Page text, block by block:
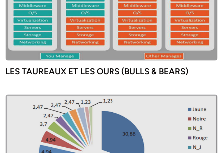
LES TAUREAUX ET LES OURS (BULLS & BEARS)